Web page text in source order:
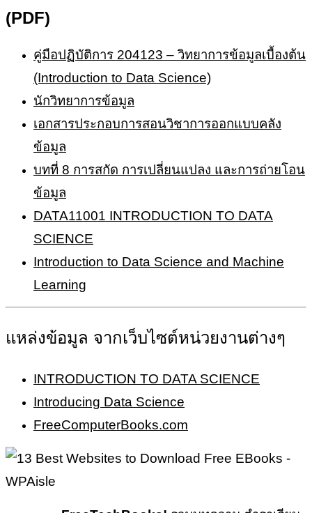
(PDF)
คู่มือปฏิบัติการ 204123 – วิทยาการข้อมูลเบื้องต้น
(Introduction to Data Science)
นักวิทยาการข้อมูล
เอกสารประกอบการสอนวิชาการออกแบบคลัง
ข้อมูล
บทที่ 8 การสกัด การเปลี่ยนแปลง และการถ่ายโอน
ข้อมูล
DATA11001 INTRODUCTION TO DATA
SCIENCE
Introduction to Data Science and Machine
Learning
แหล่งข้อมูล จากเว็บไซต์หน่วยงานต่างๆ
INTRODUCTION TO DATA SCIENCE
Introducing Data Science
FreeComputerBooks.com